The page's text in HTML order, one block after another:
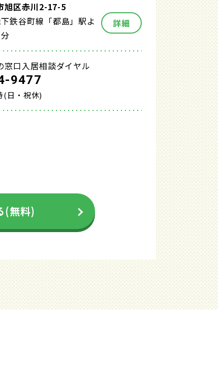
旭区赤川2-17-5
鉄谷町線「都島」駅よ
詳細
窓口入居相談ダイヤル
9477
日・祝休)
(無料)